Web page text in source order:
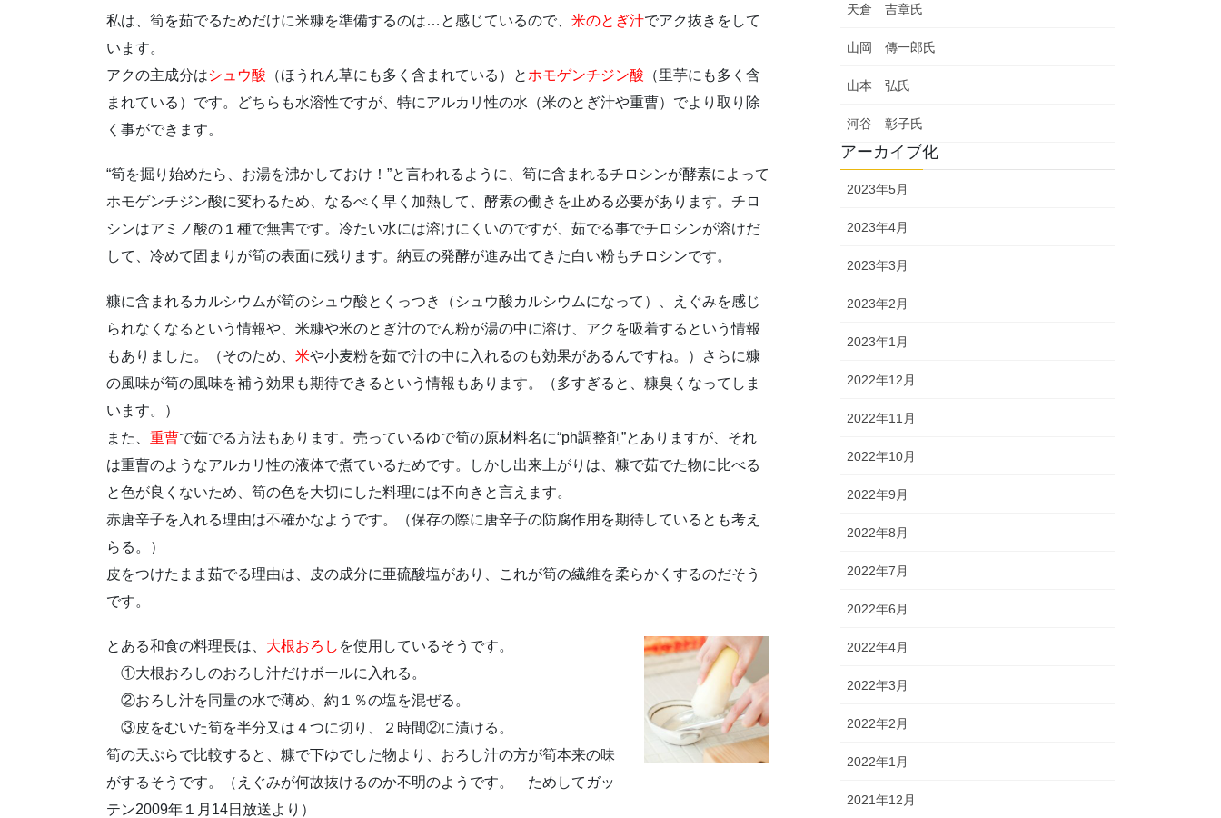
私は、筍を茹でるためだけに米糠を準備するのは…と感じているので、 米のとぎ汁でアク抜きをして
います。
アクの主成分はシュウ酸 （ほうれん草にも多く含まれている）と ホモゲンチジン酸 （里芋にも多く含
まれている）です。どちらも水溶性ですが、特にアルカリ性の水（米のとぎ汁や重曹）でより取り除
く事ができます。
“筍を掘り始めたら、お湯を沸かしておけ！”と言われるように、筍に含まれるチロシンが酵素によって
ホモゲンチジン酸に変わるため、なるべく早く加熱して、酵素の働きを止める必要があります。チロ
シンはアミノ酸の１種で無害です。冷たい水には溶けにくいのですが、茹でる事でチロシンが溶けだ
して、冷めて固まりが筍の表面に残ります。納豆の発酵が進み出てきた白い粉もチロシンです。
糠に含まれるカルシウムが筍のシュウ酸とくっつき（シュウ酸カルシウムになって）、えぐみを感じ
られなくなるという情報や、米糠や米のとぎ汁のでん粉が湯の中に溶け、アクを吸着するという情報
もありました。（そのため、 米や小麦粉を茹で汁の中に入れるのも効果があるんですね。）さらに糠
の風味が筍の風味を補う効果も期待できるという情報もあります。（多すぎると、糠臭くなってしま
います。）
また、 重曹で茹でる方法もあります。売っているゆで筍の原材料名に“ph調整剤”とありますが、それ
は重曹のようなアルカリ性の液体で煮ているためです。しかし出来上がりは、糠で茹でた物に比べる
と色が良くないため、筍の色を大切にした料理には不向きと言えます。
赤唐辛子を入れる理由は不確かなようです。（保存の際に唐辛子の防腐作用を期待しているとも考え
らる。）
皮をつけたまま茹でる理由は、皮の成分に亜硫酸塩があり、これが筍の繊維を柔らかくするのだそう
です。
とある和食の料理長は、 大根おろし を使用しているそうです。
①大根おろしのおろし汁だけボールに入れる。
②おろし汁を同量の水で薄め、約１％の塩を混ぜる。
③皮をむいた筍を半分又は４つに切り、２時間②に漬ける。
筍の天ぷらで比較すると、糠で下ゆでした物より、おろし汁の方が筍本来の味
がするそうです。（えぐみが何故抜けるのか不明のようです。 ためしてガッ
テン2009年１月14日放送より）
天倉 吉章氏
山岡 傳一郎氏
山本 弘氏
河谷 彰子氏
アーカイブ化
2023年5月
2023年4月
2023年3月
2023年2月
2023年1月
2022年12月
2022年11月
2022年10月
2022年9月
2022年8月
2022年7月
2022年6月
2022年4月
2022年3月
2022年2月
2022年1月
2021年12月